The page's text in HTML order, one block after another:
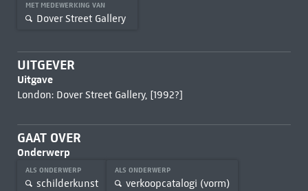
MET MEDEWERKING VAN
Dover Street Gallery
UITGEVER
Uitgave
London: Dover Street Gallery, [1992?]
GAAT OVER
Onderwerp
ALS ONDERWERP
schilderkunst
ALS ONDERWERP
verkoopcatalogi (vorm)